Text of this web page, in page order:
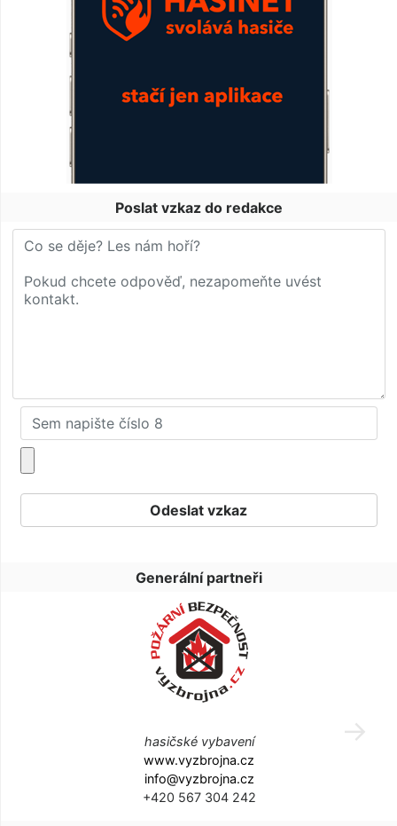
Poslat vzkaz do redakce
Generální partneři
hasičské vybavení
www.vyzbrojna.cz
info@vyzbrojna.cz
+420 567 304 242